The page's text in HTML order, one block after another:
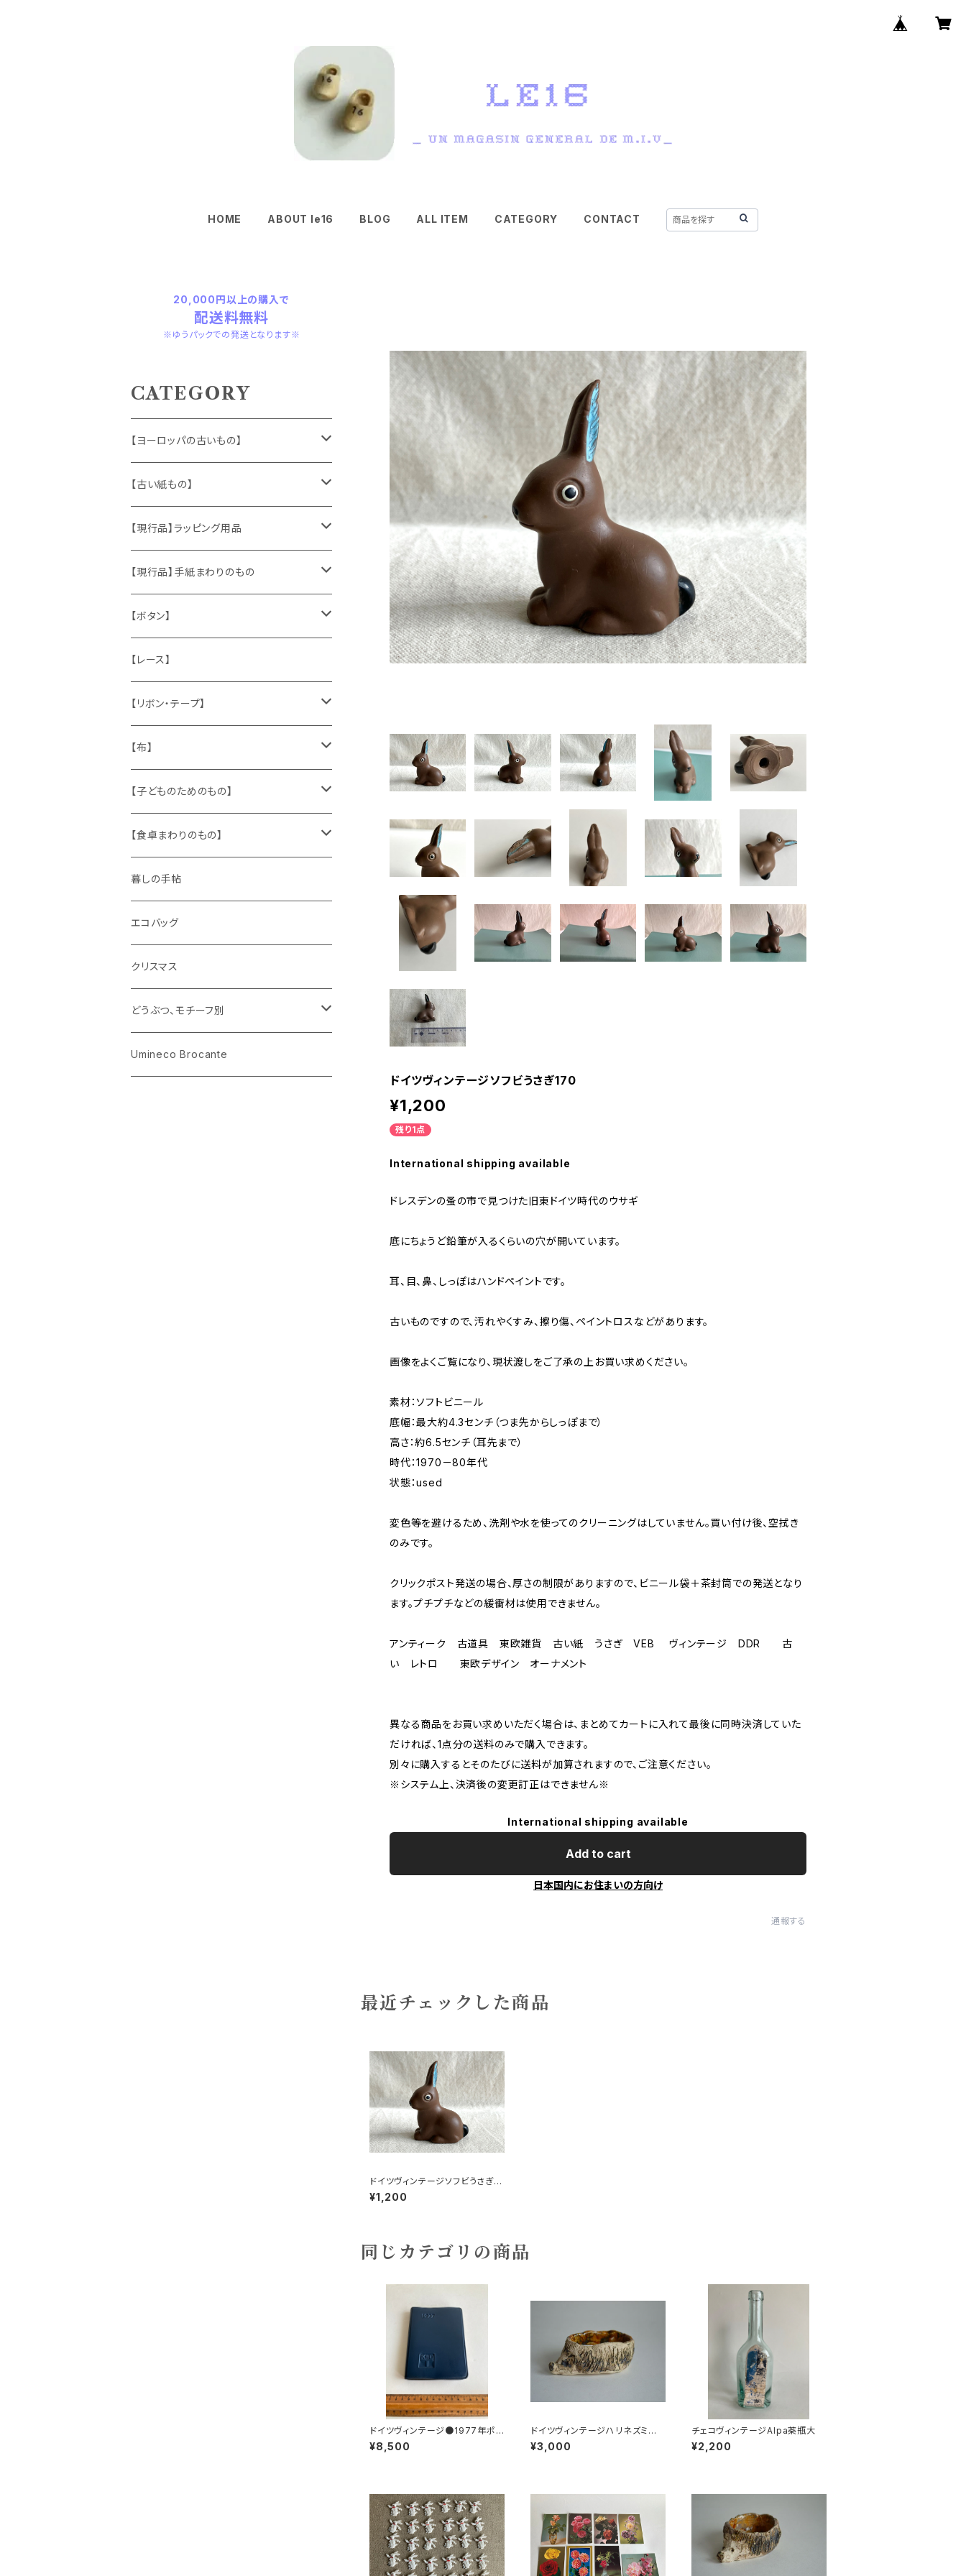
HOME ABOUT le16 BLOG ALL ITEM CATEGORY CONTACT
ドイツヴィンテージソフビうさぎ170
¥1,200
残り1点
International shipping available
ドレスデンの蚤の市で見つけた旧東ドイツ時代のウサギ
底にちょうど鉛筆が入るくらいの穴が開いています。
耳、目、鼻、しっぽはハンドペイントです。
古いものですので、汚れやくすみ、擦り傷、ペイントロスなどがあります。
画像をよくご覧になり、現状渡しをご了承の上お買い求めください。
素材：ソフトビニール
底幅：最大約4.3センチ（つま先からしっぽまで）
高さ：約6.5センチ（耳先まで）
時代：1970－80年代
状態：used
変色等を避けるため、洗剤や水を使ってのクリーニングはしていません。買い付け後、空拭き
のみです。
クリックポスト発送の場合、厚さの制限がありますので、ビニール袋＋茶封筒での発送となり
ます。プチプチなどの緩衝材は使用できません。
アンティーク 古道具 東欧雑貨 古い紙 うさぎ VEB ヴィンテージ DDR 古
い レトロ 東欧デザイン オーナメント
異なる商品をお買い求めいただく場合は、まとめてカートに入れて最後に同時決済していた
だければ、1点分の送料のみで購入できます。
別々に購入するとそのたびに送料が加算されますので、ご注意ください。
※システム上、決済後の変更訂正はできません※
International shipping available
Add to cart
日本国内にお住まいの方向け
通報する
最近チェックした商品
ドイツヴィンテージソフビうさぎ17
0
¥1,200
同じカテゴリの商品
ドイツヴィンテージ●1977年ポケ
ットカレンダーKDT手帳未使用D
DR
¥8,500
ドイツヴィンテージハリネズミの
小皿b
¥3,000
チェコヴィンテージAlpa薬瓶大
¥2,200
20,000円以上の購入で
配送料無料
※ゆうパックでの発送となります※
CATEGORY
【ヨーロッパの古いもの】
ヴィンテージアクセサリー
おもちゃ、ぬいぐるみ
くま、テディベア
うさぎ
キャラクター
ピノキオ
ヴィンテージファブリック
ハンドメイド製品
お部屋に飾るもの
メタル製品
缶、箱
陶磁器
文房具
木製品
ミニチュア、ドールハウス
【古い紙もの】
切手、FDC
ポストカード、カレンダー
マッチラベル、食品ラベル
蔵書票、荷札、ビュバー、伝票
シール、ステッカー、クロモス
袋、箱、ナプキン、コースター
パズル、ゲーム
古本、古雑誌、古えほん
古レコード
古せっけん
ラッピングペーパー、壁紙
【現行品】ラッピング用品
伝票、タグ、シール
袋、ラッピングペーパー
ひも、テープ
【現行品】手紙まわりのもの
封筒、ポストカード
切手
スタンプ
文房具
【ボタン】
木
貝
メタル
ガラス
プラスチック
紙
【レース】
【リボン・テープ】
チロルテープ・イニシャルテープ
トリム
ワッペン
【布】
キッチンクロス、ナプキン
ニット
布地
【子どものためのもの】
身に着けるもの
【食卓まわりのもの】
ガラス
花びん
小物入れ
陶磁器
カップアンドソーサー
プレート
木製品
ホーロー
メタル
暮しの手帖
エコバッグ
クリスマス
どうぶつ、モチーフ別
くま、ベア
Umineco Brocante